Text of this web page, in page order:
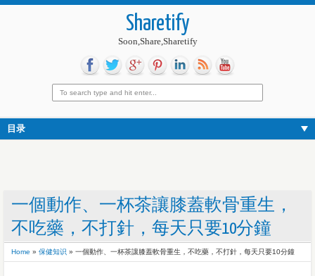
Sharetify
Soon,Share,Sharetify
目录
一個動作、一杯茶讓膝蓋軟骨重生，
不吃藥，不打針，每天只要10分鐘
Home » 保健知识 » 一個動作、一杯茶讓膝蓋軟骨重生，不吃藥，不打針，每天只要10分鐘